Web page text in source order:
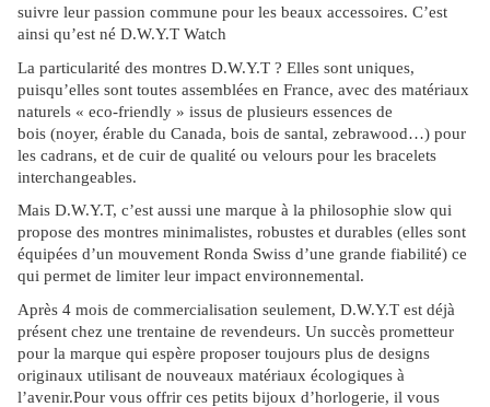
suivre leur passion commune pour les beaux accessoires. C’est
ainsi qu’est né D.W.Y.T Watch
La particularité des montres D.W.Y.T ? Elles sont uniques,
puisqu’elles sont toutes assemblées en France, avec des matériaux
naturels « eco-friendly » issus de plusieurs essences de
bois (noyer, érable du Canada, bois de santal, zebrawood…) pour
les cadrans, et de cuir de qualité ou velours pour les bracelets
interchangeables.
Mais D.W.Y.T, c’est aussi une marque à la philosophie slow qui
propose des montres minimalistes, robustes et durables (elles sont
équipées d’un mouvement Ronda Swiss d’une grande fiabilité) ce
qui permet de limiter leur impact environnemental.
Après 4 mois de commercialisation seulement, D.W.Y.T est déjà
présent chez une trentaine de revendeurs. Un succès prometteur
pour la marque qui espère proposer toujours plus de designs
originaux utilisant de nouveaux matériaux écologiques à
l’avenir.Pour vous offrir ces petits bijoux d’horlogerie, il vous